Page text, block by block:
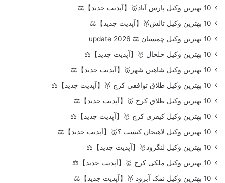
10 بهترین وکیل پارس آباد🥇【آپدیت جدید】⚖️
10 بهترین وکیل تالش🥇【آپدیت جدید】⚖️
10 بهترین وکیل چمستان ⚖️ update 2026
10 بهترین وکیل خلخال 🥇【آپدیت جدید】⚖️
10 بهترین وکیل شاهین شهر🥇【آپدیت جدید】⚖️
10 بهترین وکیل طلاق توافقی کرج 🥇【آپدیت جدید】⚖️
10 بهترین وکیل طلاق کرج 🥇【آپدیت جدید】⚖️
10 بهترین وکیل کیفری کرج 🥇【آپدیت جدید】⚖️
10 بهترین وکیل لاهیجان کیست ؟🥇【آپدیت جدید】⚖️
10 بهترین وکیل لنگرود🥇【آپدیت جدید】⚖️
10 بهترین وکیل ملکی کرج 🥇【آپدیت جدید】⚖️
10 بهترین وکیل نمک آبرود 🥇【آپدیت جدید】⚖️